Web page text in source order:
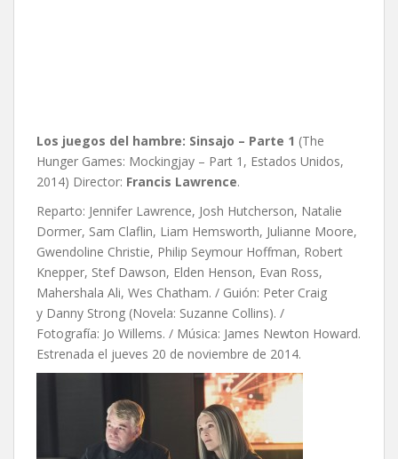
Los juegos del hambre: Sinsajo – Parte 1 (The
Hunger Games: Mockingjay – Part 1, Estados Unidos,
2014) Director: Francis Lawrence.
Reparto: Jennifer Lawrence, Josh Hutcherson, Natalie
Dormer, Sam Claflin, Liam Hemsworth, Julianne Moore,
Gwendoline Christie, Philip Seymour Hoffman, Robert
Knepper, Stef Dawson, Elden Henson, Evan Ross,
Mahershala Ali, Wes Chatham. / Guión: Peter Craig
y Danny Strong (Novela: Suzanne Collins). /
Fotografía: Jo Willems. / Música: James Newton Howard.
Estrenada el jueves 20 de noviembre de 2014.